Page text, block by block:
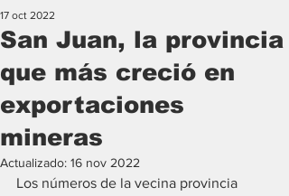
San Juan, la provincia
que más creció en
exportaciones
mineras
17 oct 2022
Actualizado: 16 nov 2022
Los números de la vecina provincia